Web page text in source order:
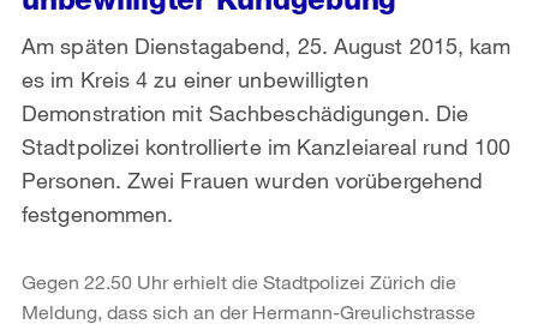
Am späten Dienstagabend, 25. August 2015, kam
es im Kreis 4 zu einer unbewilligten
Demonstration mit Sachbeschädigungen. Die
Stadtpolizei kontrollierte im Kanzleiareal rund 100
Personen. Zwei Frauen wurden vorübergehend
festgenommen.
Gegen 22.50 Uhr erhielt die Stadtpolizei Zürich die
Meldung, dass sich an der Hermann-Greulichstrasse